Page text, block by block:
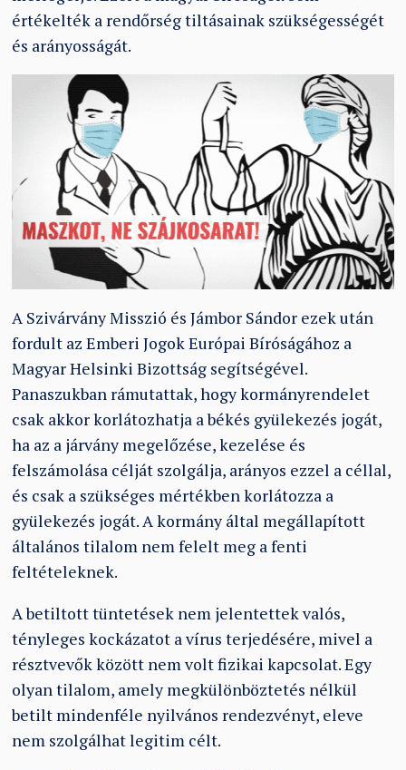
értékelték a rendőrség tiltásainak szükségességét
és arányosságát.
A Szivárvány Misszió és Jámbor Sándor ezek után
fordult az Emberi Jogok Európai Bíróságához a
Magyar Helsinki Bizottság segítségével.
Panaszukban rámutattak, hogy kormányrendelet
csak akkor korlátozhatja a békés gyülekezés jogát,
ha az a járvány megelőzése, kezelése és
felszámolása célját szolgálja, arányos ezzel a céllal,
és csak a szükséges mértékben korlátozza a
gyülekezés jogát. A kormány által megállapított
általános tilalom nem felelt meg a fenti
feltételeknek.
A betiltott tüntetések nem jelentettek valós,
tényleges kockázatot a vírus terjedésére, mivel a
résztvevők között nem volt fizikai kapcsolat. Egy
olyan tilalom, amely megkülönböztetés nélkül
betilt mindenféle nyilvános rendezvényt, eleve
nem szolgálhat legitim célt.